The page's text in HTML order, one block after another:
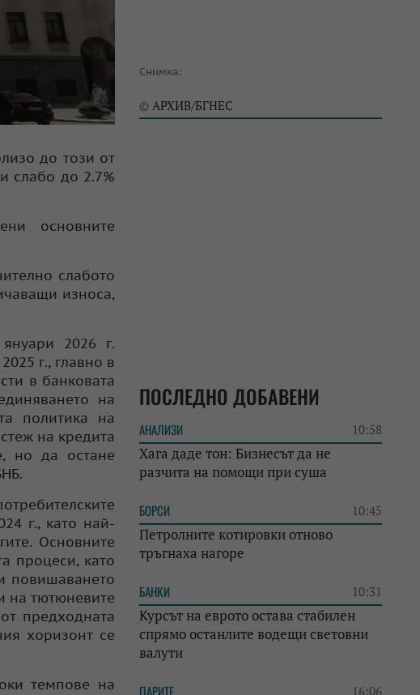
Снимка:
© АРХИВ/БГНЕС
до този от
слабо до 2.7%
основните
слабото
износа,
2026 г.
г., главно в
в банковата
на
политика на
на кредита
но да остане
г., като най-
Основните
процеси, като
повишаването
на тютюневите
предходната
хоризонт се
темпове на
ПОСЛЕДНО ДОБАВЕНИ
АНАЛИЗИ 10:58
Хага даде тон: Бизнесът да не
разчита на помощи при суша
БОРСИ 10:45
Петролните котировки отново
тръгнаха нагоре
БАНКИ 10:31
Курсът на еврото остава стабилен
спрямо останлите водещи световни
валути
ПАРИТЕ 16:06